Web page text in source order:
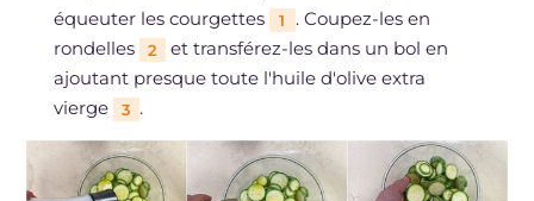
équeuter les courgettes
1
. Coupez-les en
rondelles
2
et transférez-les dans un bol en
ajoutant presque toute l'huile d'olive extra
vierge
3 .